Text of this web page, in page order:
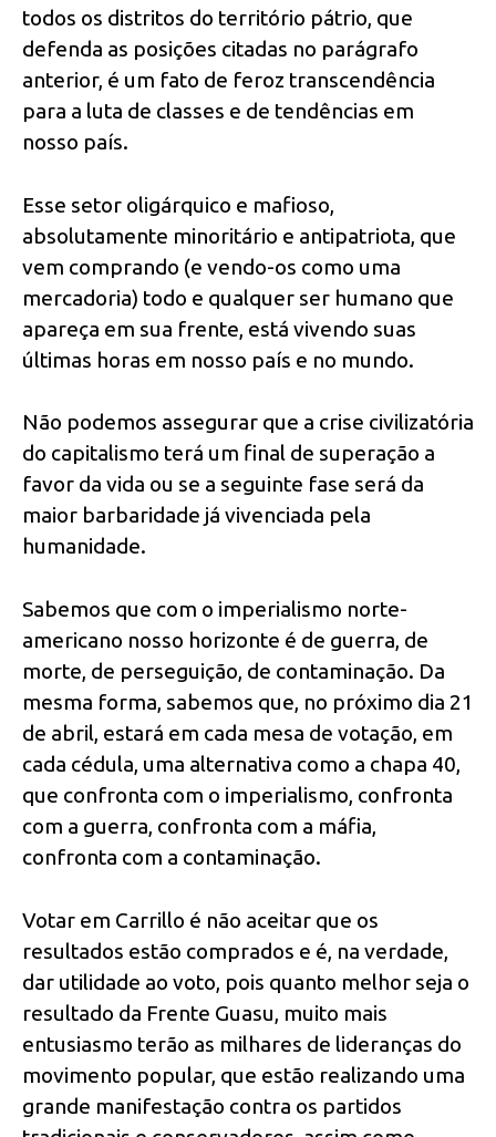
todos os distritos do território pátrio, que
defenda as posições citadas no parágrafo
anterior, é um fato de feroz transcendência
para a luta de classes e de tendências em
nosso país.
Esse setor oligárquico e mafioso,
absolutamente minoritário e antipatriota, que
vem comprando (e vendo-os como uma
mercadoria) todo e qualquer ser humano que
apareça em sua frente, está vivendo suas
últimas horas em nosso país e no mundo.
Não podemos assegurar que a crise civilizatória
do capitalismo terá um final de superação a
favor da vida ou se a seguinte fase será da
maior barbaridade já vivenciada pela
humanidade.
Sabemos que com o imperialismo norte-
americano nosso horizonte é de guerra, de
morte, de perseguição, de contaminação. Da
mesma forma, sabemos que, no próximo dia 21
de abril, estará em cada mesa de votação, em
cada cédula, uma alternativa como a chapa 40,
que confronta com o imperialismo, confronta
com a guerra, confronta com a máfia,
confronta com a contaminação.
Votar em Carrillo é não aceitar que os
resultados estão comprados e é, na verdade,
dar utilidade ao voto, pois quanto melhor seja o
resultado da Frente Guasu, muito mais
entusiasmo terão as milhares de lideranças do
movimento popular, que estão realizando uma
grande manifestação contra os partidos